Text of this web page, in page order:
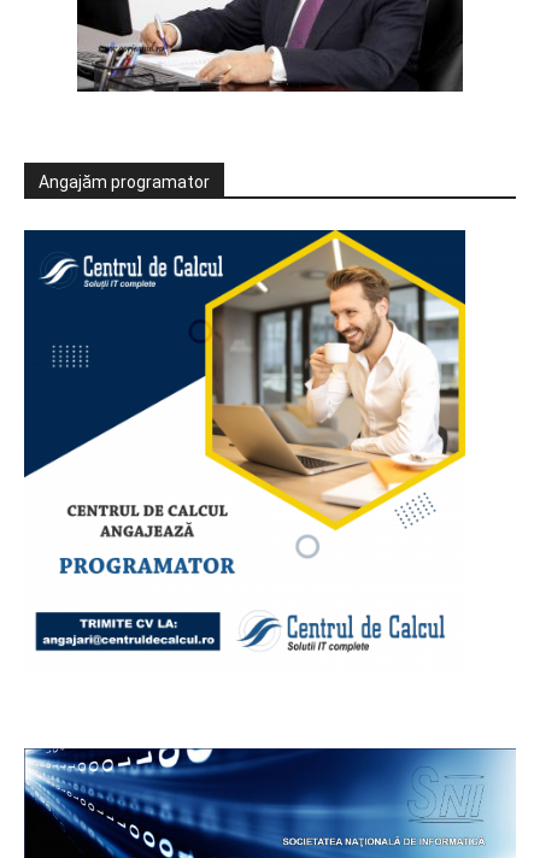
Angajăm programator